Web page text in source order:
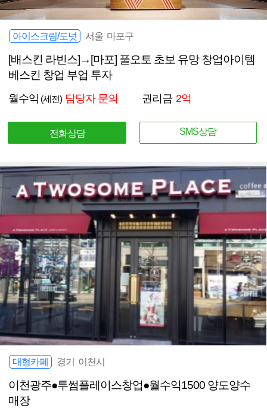
아이스크림/도넛 서울 마포구
[배스킨 라빈스]→[마포] 풀오토 초보 유망 창업아이템
베스킨 창업 부업 투자
월수익 (세전) 담당자 문의 권리금 2억
전화상담 SMS상담
대형카페 경기 이천시
이천광주●투썸플레이스창업●월수익1500 양도양수
매장